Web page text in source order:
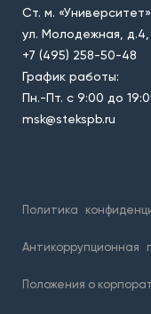
Ст. м.
ул. Молодежная, д.4,
+7 (495) 258-50-48
График работы:
Пн.-Пт. с 9:00 до
msk@stekspb.ru
Политика
Антикоррупционная
Положения о